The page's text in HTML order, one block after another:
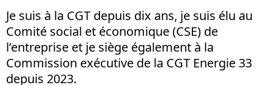
Je suis à la CGT depuis dix ans, je suis élu au
Comité social et économique (CSE) de
l’entreprise et je siège également à la
Commission exécutive de la CGT Energie 33
depuis 2023.